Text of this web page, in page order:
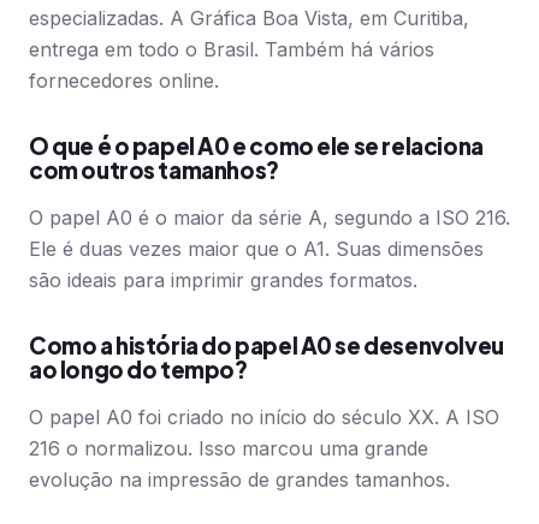
especializadas. A Gráfica Boa Vista, em Curitiba,
entrega em todo o Brasil. Também há vários
fornecedores online.
O que é o papel A0 e como ele se relaciona
com outros tamanhos?
O papel A0 é o maior da série A, segundo a ISO 216.
Ele é duas vezes maior que o A1. Suas dimensões
são ideais para imprimir grandes formatos.
Como a história do papel A0 se desenvolveu
ao longo do tempo?
O papel A0 foi criado no início do século XX. A ISO
216 o normalizou. Isso marcou uma grande
evolução na impressão de grandes tamanhos.